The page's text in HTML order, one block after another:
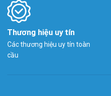
Thương hiệu uy tín
Các thương hiệu uy tín toàn
cầu